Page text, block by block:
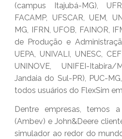
(campus Itajubá-MG),
FACAMP, UFSCAR, UEM,
MG, IFRN, UFOB, FAINOR,
de Produção e
UEPA, UNIVALI, UNESC,
UNINOVE, UNIFEI-
Jandaia do Sul-PR), PUC-
todos usuários do FlexSim
Dentre empresas, temos
(Ambev) e John&Deere
simulador ao redor do